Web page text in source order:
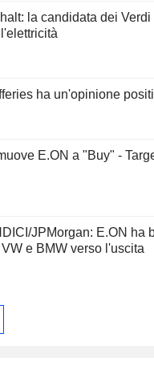
la candidata dei
ha un'opinione
E.ON a "Buy" -
JPMorgan: E.ON ha
e BMW verso l'uscita